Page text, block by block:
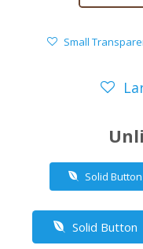
Small
Solid Button
Solid Button